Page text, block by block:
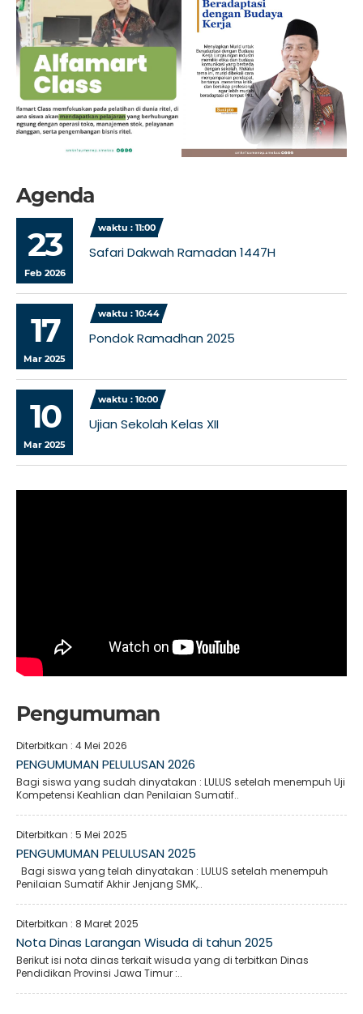
Agenda
23
Feb 2026
waktu : 11:00
Safari Dakwah Ramadan 1447H
17
Mar 2025
waktu : 10:44
Pondok Ramadhan 2025
10
Mar 2025
waktu : 10:00
Ujian Sekolah Kelas XII
Pengumuman
Diterbitkan : 4 Mei 2026
PENGUMUMAN PELULUSAN 2026
Bagi siswa yang sudah dinyatakan : LULUS setelah menempuh Uji
Kompetensi Keahlian dan Penilaian Sumatif..
Diterbitkan : 5 Mei 2025
PENGUMUMAN PELULUSAN 2025
Bagi siswa yang telah dinyatakan : LULUS setelah menempuh
Penilaian Sumatif Akhir Jenjang SMK,..
Diterbitkan : 8 Maret 2025
Nota Dinas Larangan Wisuda di tahun 2025
Berikut isi nota dinas terkait wisuda yang di terbitkan Dinas
Pendidikan Provinsi Jawa Timur :..